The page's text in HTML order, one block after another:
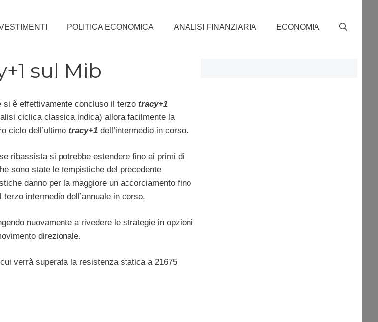
POLITICA ECONOMICA ANALISI FINANZIARIA ECONOMIA
sul Mib
si è effettivamente concluso il terzo tracy+1
ciclica classica indica) allora facilmente la
ciclo dell’ultimo tracy+1dell’intermedio in corso.
ribassista si potrebbe estendere fino ai primi di
sono state le tempistiche del precedente
danno per la maggiore un accorciamento fino
intermedio dell’annuale in corso.
nuovamente a rivedere le strategie in opzioni
direzionale.
verrà superata la resistenza statica a 21675